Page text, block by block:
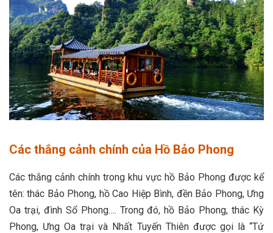
Các thắng cảnh chính của Hồ Bảo Phong
Các thắng cảnh chính trong khu vực hồ Bảo Phong được kể
tên: thác Bảo Phong, hồ Cao Hiệp Bình, đền Bảo Phong, Ưng
Oa trại, đình Sổ Phong…. Trong đó, hồ Bảo Phong, thác Kỳ
Phong, Ưng Oa trại và Nhất Tuyến Thiên được gọi là “Tứ